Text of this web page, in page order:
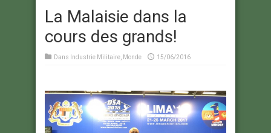
La Malaisie dans la
cours des grands!
Dans Industrie Militaire Monde 15/06/2016